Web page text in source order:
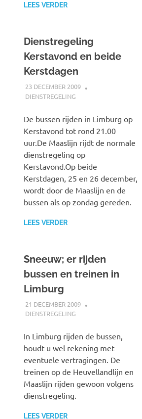
LEES VERDER
Dienstregeling
Kerstavond en beide
Kerstdagen
23 DECEMBER 2009
DIENSTREGELING
De bussen rijden in Limburg op
Kerstavond tot rond 21.00
uur.De Maaslijn rijdt de normale
dienstregeling op
Kerstavond.Op beide
Kerstdagen, 25 en 26 december,
wordt door de Maaslijn en de
bussen als op zondag gereden.
LEES VERDER
Sneeuw; er rijden
bussen en treinen in
Limburg
21 DECEMBER 2009
DIENSTREGELING
In Limburg rijden de bussen,
houdt u wel rekening met
eventuele vertragingen. De
treinen op de Heuvellandlijn en
Maaslijn rijden gewoon volgens
dienstregeling.
LEES VERDER